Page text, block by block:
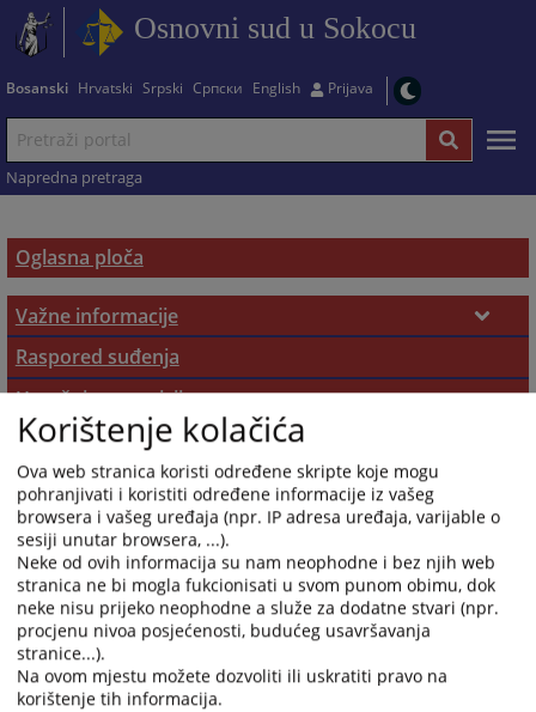
Osnovni sud u Sokocu
Bosanski Hrvatski Srpski Српски English Prijava
Napredna pretraga
Oglasna ploča
Važne informacije
Podnošenje pritužbi
Pozivi
Sudski vještaci i tumači
Pravna pomoć
Raspored suđenja
Upražnjene pozicije
Opće informacije
Objavljene pozicije
Sudska prodaja
Nekretnine
Vozila
Ostale prodaje
Korištenje kolačića
Ova web stranica koristi određene skripte koje mogu
pohranjivati i koristiti određene informacije iz vašeg
browsera i vašeg uređaja (npr. IP adresa uređaja, varijable o
sesiji unutar browsera, ...).
Neke od ovih informacija su nam neophodne i bez njih web
stranica ne bi mogla fukcionisati u svom punom obimu, dok
neke nisu prijeko neophodne a služe za dodatne stvari (npr.
procjenu nivoa posjećenosti, budućeg usavršavanja
stranice...).
Na ovom mjestu možete dozvoliti ili uskratiti pravo na
korištenje tih informacija.